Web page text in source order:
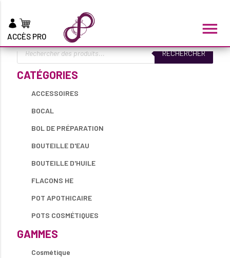
ACCÈS PRO menu
BOUTEILLE D’EAU
Recherche
de
RECHERCHER
CATÉGORIES
ACCESSOIRES
BOCAL
BOL DE PRÉPARATION
BOUTEILLE D'EAU
BOUTEILLE D'HUILE
FLACONS HE
POT APOTHICAIRE
POTS COSMÉTIQUES
GAMMES
Cosmétique